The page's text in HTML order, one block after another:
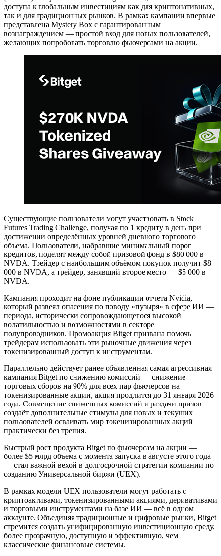
доступа к глобальным инвестициям как для криптонативных,
так и для традиционных рынков. В рамках кампании впервые
представлена Mystery Box с гарантированным
вознаграждением — простой вход для новых пользователей,
желающих попробовать торговлю фьючерсами на акции.
Существующие пользователи могут участвовать в Stock
Futures Trading Challenge, получая по 1 кредиту в день при
достижении определённых уровней дневного торгового
объема. Пользователи, набравшие минимальный порог
кредитов, поделят между собой призовой фонд в $80 000 в
NVDA. Трейдер с наибольшим объёмом покупок получит $8
000 в NVDA, а трейдер, занявший второе место — $5 000 в
NVDA.
Кампания проходит на фоне публикации отчета Nvidia,
который развеял опасения по поводу «пузыря» в сфере ИИ —
периода, исторически сопровождающегося высокой
волатильностью и возможностями в секторе
полупроводников. Промоакция Bitget призвана помочь
трейдерам использовать эти рыночные движения через
токенизированный доступ к инструментам.
Параллельно действует ранее объявленная самая агрессивная
кампания Bitget по снижению комиссий — снижение
торговых сборов на 90% для всех пар фьючерсов на
токенизированные акции, акция продлится до 31 января 2026
года. Совмещение сниженных комиссий и раздачи призов
создаёт дополнительные стимулы для новых и текущих
пользователей осваивать мир токенизированных акций
практически без трения.
Быстрый рост продукта Bitget по фьючерсам на акции —
более $5 млрд объема с момента запуска в августе этого года
— стал важной вехой в долгосрочной стратегии компании по
созданию Универсальной биржи (UEX).
В рамках модели UEX пользователи могут работать с
криптоактивами, токенизированными акциями, деривативами
и торговыми инструментами на базе ИИ — всё в одном
аккаунте. Объединяя традиционные и цифровые рынки, Bitget
стремится создать унифицированную инвестиционную среду,
более прозрачную, доступную и эффективную, чем
классические финансовые системы.